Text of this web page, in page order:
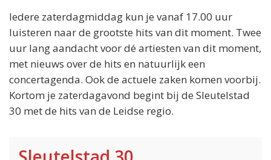
Iedere zaterdagmiddag kun je vanaf 17.00 uur
luisteren naar de grootste hits van dit moment. Twee
uur lang aandacht voor dé artiesten van dit moment,
met nieuws over de hits en natuurlijk een
concertagenda. Ook de actuele zaken komen voorbij.
Kortom je zaterdagavond begint bij de Sleutelstad
30 met de hits van de Leidse regio.